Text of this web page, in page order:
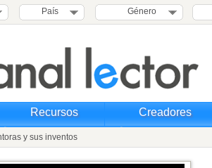
País Género
Recursos Creadores
y sus inventos